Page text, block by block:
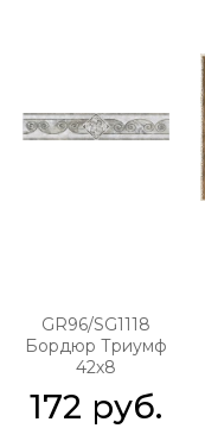
GR96/SG1118
Бордюр Триумф
42х8
172 руб.